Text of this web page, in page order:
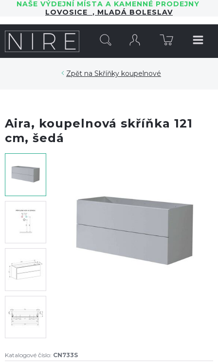
NAŠE VÝDEJNÍ MÍSTA A KAMENNÉ PRODEJNY
LOVOSICE , MLADÁ BOLESLAV
Skříňky koupelnové
Aira, koupelnová skříňka 121
cm, šedá
Katalogové číslo: CN733S